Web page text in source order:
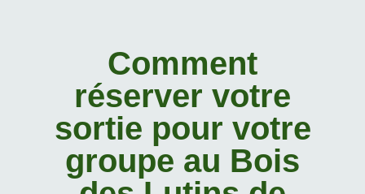
Comment
réserver votre
sortie pour votre
groupe au Bois